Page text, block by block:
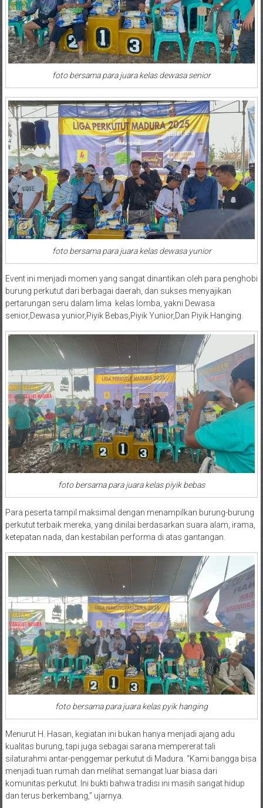
foto bersama para juara kelas dewasa senior
foto bersama para juara kelas dewasa yunior
Event ini menjadi momen yang sangat dinantikan oleh para penghobi
burung perkutut dari berbagai daerah, dan sukses menyajikan
pertarungan seru dalam lima kelas lomba, yakni Dewasa
senior,Dewasa yunior,Piyik Bebas,Piyik Yunior,Dan Piyik Hanging.
foto bersama para juara kelas piyik bebas
Para peserta tampil maksimal dengan menampilkan burung-burung
perkutut terbaik mereka, yang dinilai berdasarkan suara alam, irama,
ketepatan nada, dan kestabilan performa di atas gantangan.
foto bersama para juara kelas pyik hanging
Menurut H. Hasan, kegiatan ini bukan hanya menjadi ajang adu
kualitas burung, tapi juga sebagai sarana mempererat tali
silaturahmi antar-penggemar perkutut di Madura. “Kami bangga bisa
menjadi tuan rumah dan melihat semangat luar biasa dari
komunitas perkutut. Ini bukti bahwa tradisi ini masih sangat hidup
dan terus berkembang,” ujarnya.